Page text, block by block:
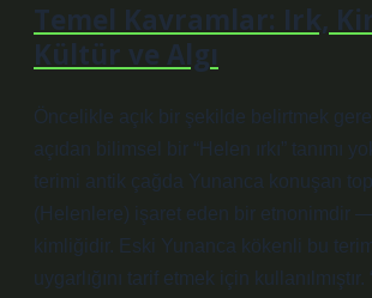
Temel Kavramlar: Irk,
Kültür ve Algı
Öncelikle açık bir şekilde belirtmek
açıdan bilimsel bir “Helen ırkı” tanımı
terimi antik çağda Yunanca konuşan
(Helenlere) işaret eden bir etnonimdir
kimliğidir. Eski Yunanca kökenli bu
uygarlığını tarif etmek için kullanılmıştır.